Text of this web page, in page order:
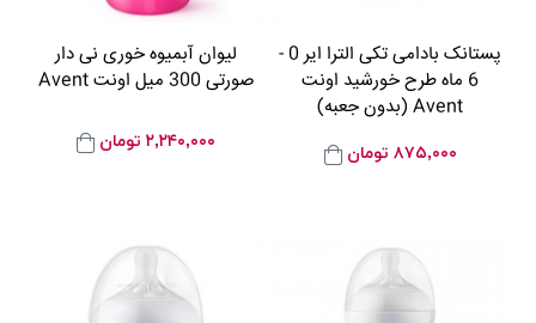
پستانک بادامی تکی الترا ایر 0 -
6 ماه طرح خورشید اونت
Avent (بدون جعبه)
۸۷۵,۰۰۰ تومان
لیوان آبمیوه خوری نی دار
صورتی 300 میل اونت Avent
۲,۲۴۰,۰۰۰ تومان